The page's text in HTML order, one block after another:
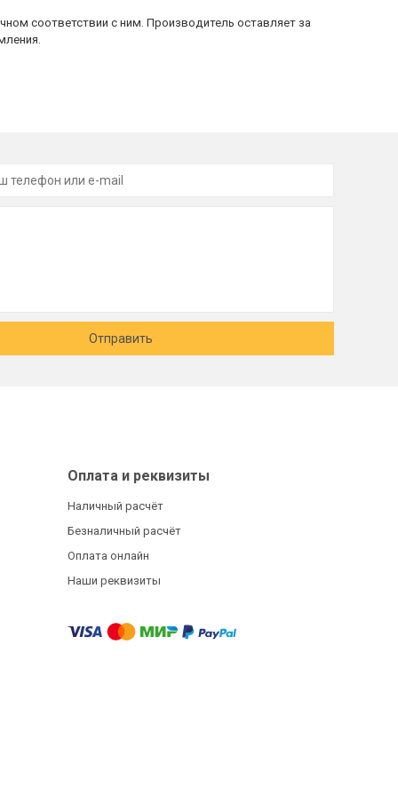
соответствии с ним. Производитель оставляет за
Отправить
Оплата и реквизиты
Наличный расчёт
Безналичный расчёт
Оплата онлайн
Наши реквизиты